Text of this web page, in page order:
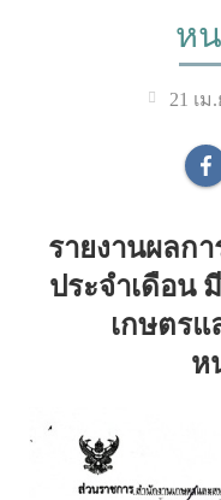
ห
21 เม
รายงานผลก
ประจำเดือน
เกษตร
ห